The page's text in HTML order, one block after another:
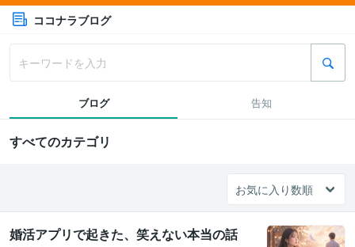
ココナラブログ
ブログ 告知
すべてのカテゴリ
婚活アプリで起きた、笑えない本当の話